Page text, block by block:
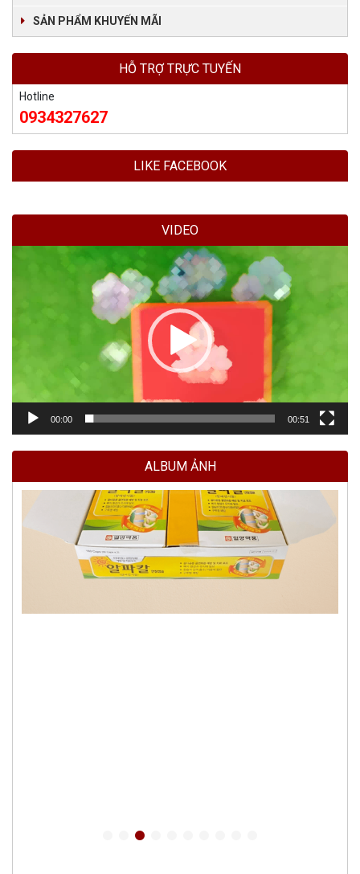
SẢN PHẨM KHUYẾN MÃI
HỖ TRỢ TRỰC TUYẾN
Hotline
0934327627
LIKE FACEBOOK
VIDEO
00:00 00:51
ALBUM ẢNH